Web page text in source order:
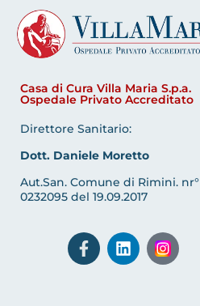
Casa di Cura Villa Maria S.p.a.
Ospedale Privato Accreditato
Direttore Sanitario:
Dott. Daniele Moretto
Aut.San. Comune di Rimini. nr°
0232095 del 19.09.2017